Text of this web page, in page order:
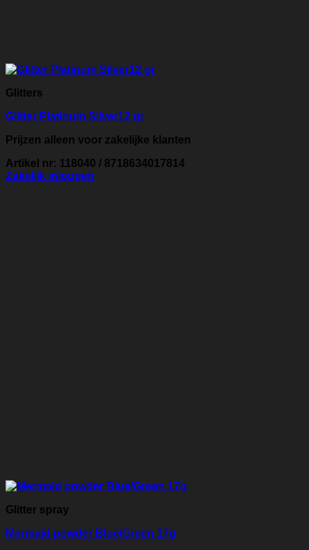
Glitters
Glitter Platinum Silver12 gr
Prijzen alleen voor zakelijke klanten
Artikel nr: 118040 / 8718634017814
Zakelijk inloggen
Glitter spray
Mermaid powder Blue/Green 17g